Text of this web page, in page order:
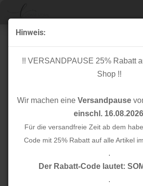
Hinweis:
!! VERSANDPAUSE 25% Rabatt
Shop !!
Wir machen eine Versandpause
einschl.
Für die versandfreie Zeit ab dem
Code mit 25% Rabatt auf alle Artikel
.
Der Rabatt-Code lautet:
.
Viskosejersey - Laarni - navy